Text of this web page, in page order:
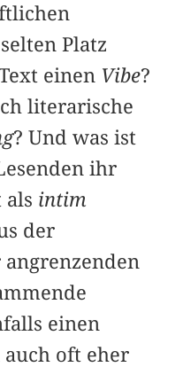
Platz
einen Vibe?
literarische
? Und was ist
ihr
als intim
der
einen
oft eher